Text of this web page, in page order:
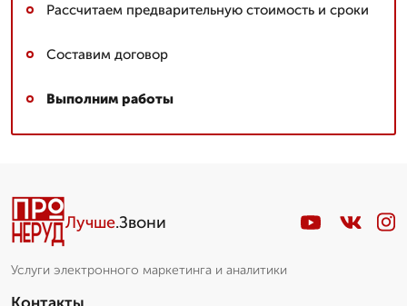
Рассчитаем предварительную стоимость и сроки
Составим договор
Выполним работы
Лучше.Звони
Услуги электронного маркетинга и аналитики
Контакты